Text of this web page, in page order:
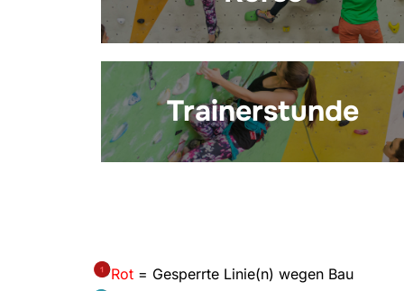
Trainerstunde
Rot = Gesperrte Linie(n) wegen Bau